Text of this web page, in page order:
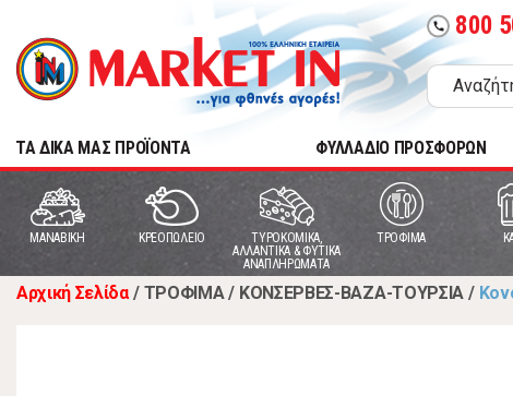
call 800
TA ΔΙΚΑ ΜΑΣ ΠΡΟΪΟΝΤΑ ΦΥΛΛΑΔΙΟ ΠΡΟΣΦΟΡΩΝ
MANABIKH ΚΡΕΟΠΩΛΕΙΟ
ΤΥΡΟΚΟΜΙΚΑ,
ΑΛΛΑΝΤΙΚΑ & ΦΥΤΙΚΑ
ΑΝΑΠΛΗΡΩΜΑΤΑ
ΤΡΟΦΙΜΑ
Αρχική Σελίδα / ΤΡΟΦΙΜΑ / ΚΟΝΣΕΡΒΕΣ-ΒΑΖΑ-ΤΟΥΡΣΙΑ /